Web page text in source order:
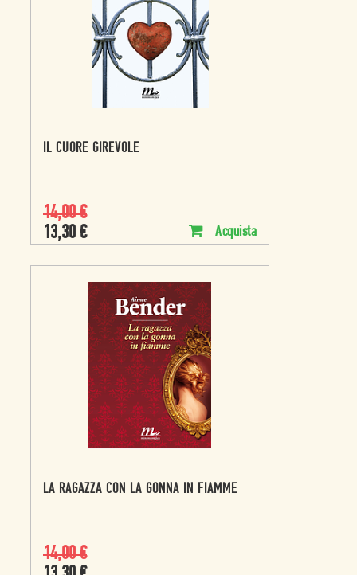
IL CUORE GIREVOLE
14,00€
13,30 € Acquista
LA RAGAZZA CON LA GONNA IN FIAMME
14,00€